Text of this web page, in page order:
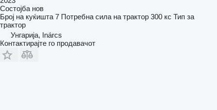
Состојба нов
Број на куќишта 7 Потребна сила на трактор 300 кс Тип за
трактор
Унгарија, Inárcs
Контактирајте го продавачот